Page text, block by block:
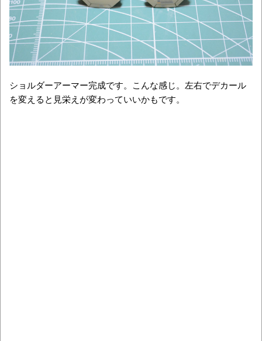
ショルダーアーマー完成です。こんな感じ。左右でデカール
を変えると見栄えが変わっていいかもです。